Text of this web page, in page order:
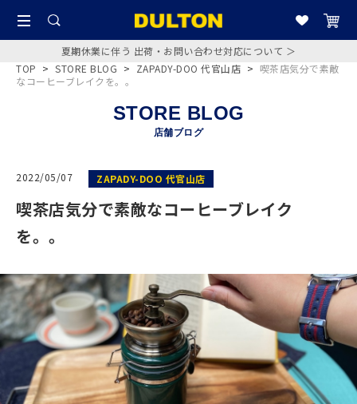
夏期休業に伴う 出荷・お問い合わせ対応について ＞
TOP > STORE BLOG > ZAPADY-DOO 代官山店 > 喫茶店気分で素敵
なコーヒーブレイクを。。
STORE BLOG
店舗ブログ
2022/05/07 ZAPADY-DOO 代官山店
喫茶店気分で素敵なコーヒーブレイク
を。。